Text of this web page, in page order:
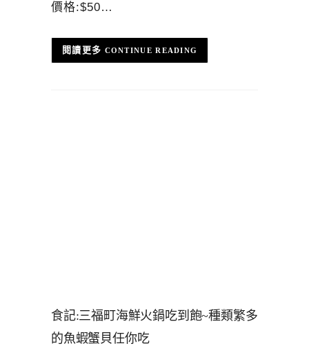
價格:$50…
CONTINUE READING
食記:三福町海鮮火鍋吃到飽~種類繁多
的魚蝦蟹貝任你吃